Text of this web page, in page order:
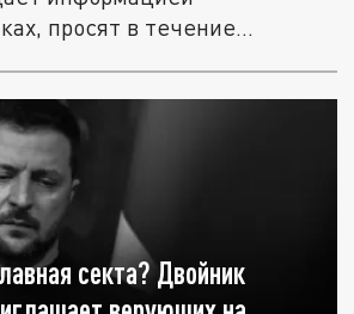
просят в течение...
секта? Двойник